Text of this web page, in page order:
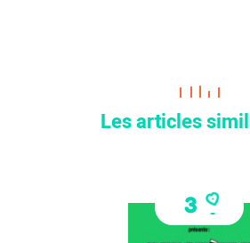
Les articles
3